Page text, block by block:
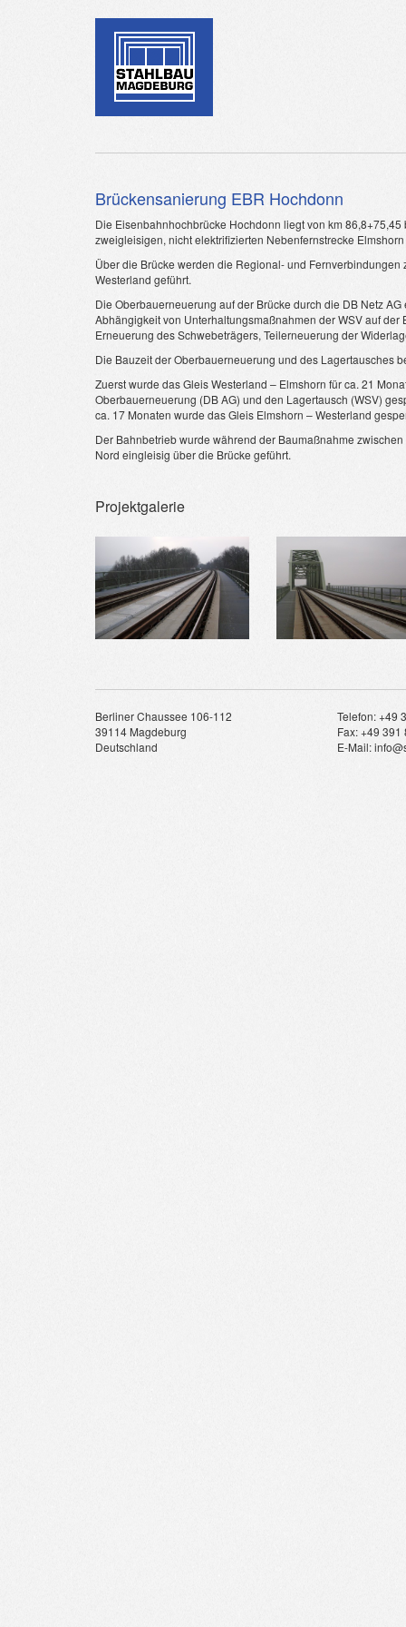
Brückensanierung EBR Hochdonn
Die Eisenbahnhochbrücke Hochdonn liegt von km 86,8+75,45
zweigleisigen, nicht elektrifizierten Nebenfernstrecke
Über die Brücke werden die Regional- und Fernverbindungen
Westerland geführt.
Die Oberbauerneuerung auf der Brücke durch die DB Netz
Abhängigkeit von Unterhaltungsmaßnahmen der WSV auf der
Erneuerung des Schwebeträgers, Teilerneuerung der
Die Bauzeit der Oberbauerneuerung und des Lagertausches
Zuerst wurde das Gleis Westerland – Elmshorn für ca. 21
Oberbauerneuerung (DB AG) und den Lagertausch (WSV)
ca. 17 Monaten wurde das Gleis Elmshorn – Westerland
Der Bahnbetrieb wurde während der Baumaßnahme
Nord eingleisig über die Brücke geführt.
Projektgalerie
Berliner Chaussee 106-112
39114 Magdeburg
Deutschland
Telefon: +49
Fax: +49 391
E-Mail: